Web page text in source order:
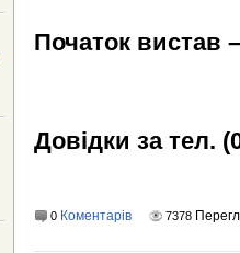
Початок вистав
Довідки за тел.
0 Коментарів 7378